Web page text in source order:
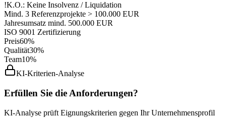
!K.O.: Keine Insolvenz / Liquidation
Mind. 3 Referenzprojekte > 100.000 EUR
Jahresumsatz mind. 500.000 EUR
ISO 9001 Zertifizierung
Preis60%
Qualität30%
Team10%
KI-Kriterien-Analyse
Erfüllen Sie die Anforderungen?
KI-Analyse prüft Eignungskriterien gegen Ihr Unternehmensprofil